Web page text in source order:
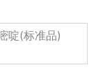
啶(标准品)